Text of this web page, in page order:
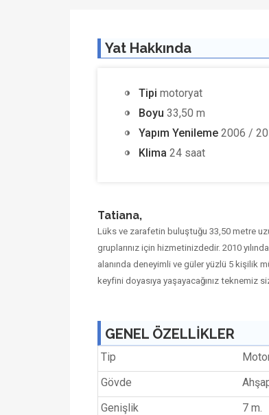
Yat Hakkında
Tipi motoryat
Boyu 33,50 m
Yapım Yenileme 2006 /
Klima 24 saat
Tatiana,
Lüks ve zarafetin buluştuğu 33,50 metre
gruplarınız için hizmetinizdedir. 2010
alanında deneyimli ve güler yüzlü 5 kişilik
keyfini doyasıya yaşayacağınız
GENEL ÖZELLİKLER
Tip
Gövde
Genişlik
7 m.